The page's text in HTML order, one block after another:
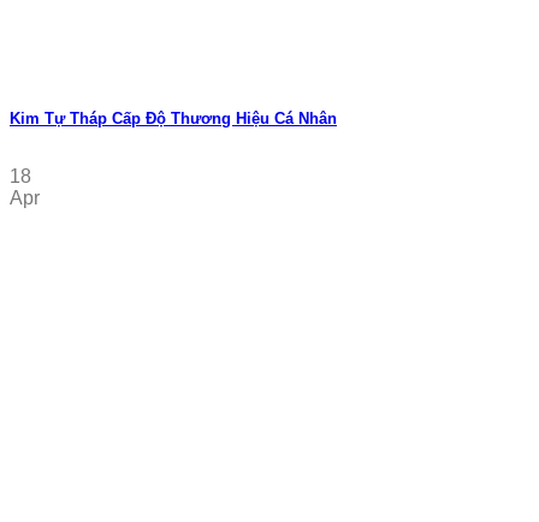
Kim Tự Tháp Cấp Độ Thương Hiệu Cá Nhân
18
Apr